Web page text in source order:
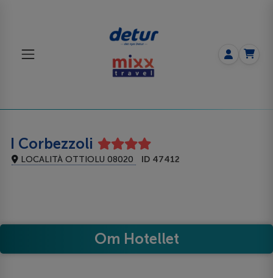
I Corbezzoli
LOCALITÀ OTTIOLU 08020 ID 47412
Om Hotellet